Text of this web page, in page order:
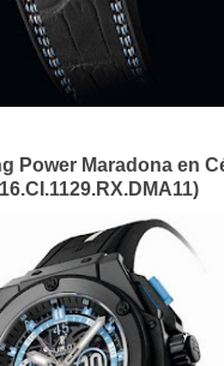
Power Maradona en